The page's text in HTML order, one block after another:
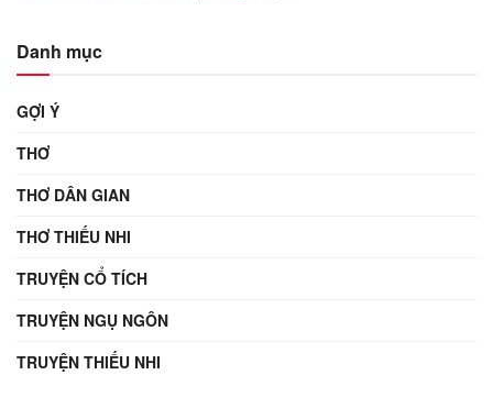
Danh mục
GỢI Ý
THƠ
THƠ DÂN GIAN
THƠ THIẾU NHI
TRUYỆN CỔ TÍCH
TRUYỆN NGỤ NGÔN
TRUYỆN THIẾU NHI